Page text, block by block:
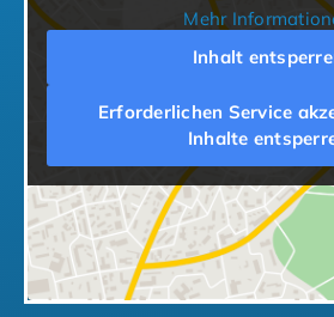
Mehr
Inhalt
Erforderlichen Service
Inhalte